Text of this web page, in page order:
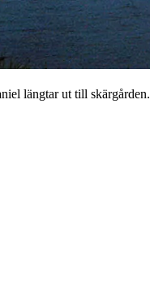
längtar ut till skärgården.